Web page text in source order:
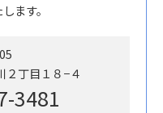
ます。
２丁目１８−４
3481